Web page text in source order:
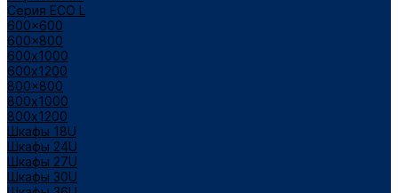
Серия ECO L
600x600
600x800
600х1000
600х1200
800x800
800х1000
800х1200
Шкафы 18U
Шкафы 24U
Шкафы 27U
Шкафы 30U